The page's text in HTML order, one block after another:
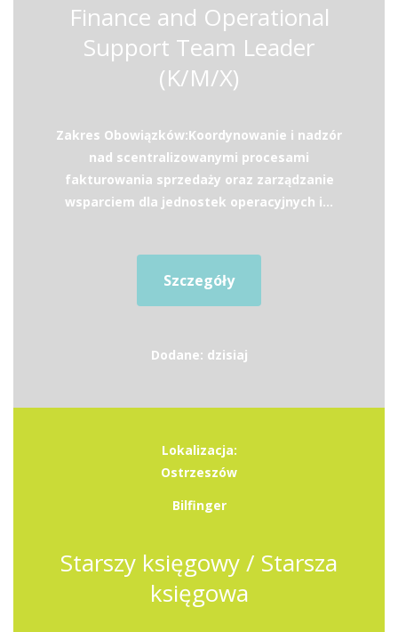
Finance and Operational
Support Team Leader
(K/M/X)
Zakres Obowiązków:Koordynowanie i nadzór
nad scentralizowanymi procesami
fakturowania sprzedaży oraz zarządzanie
wsparciem dla jednostek operacyjnych i...
Szczegóły
Dodane: dzisiaj
Lokalizacja:
Ostrzeszów
Bilfinger
Starszy księgowy / Starsza
księgowa